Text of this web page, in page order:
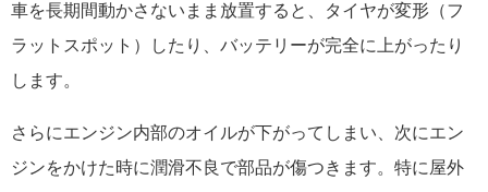
車を長期間動かさないまま放置すると、タイヤが変形（フ
ラットスポット）したり、バッテリーが完全に上がったり
します。
さらにエンジン内部のオイルが下がってしまい、次にエン
ジンをかけた時に潤滑不良で部品が傷つきます。特に屋外